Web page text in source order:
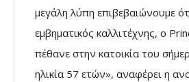
μεγάλη λύπη επιβεβαιώνουμε
εμβηματικός καλλιτέχνης, ο
πέθανε στην κατοικία του
ηλικία 57 ετών», αναφέρει η